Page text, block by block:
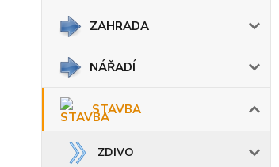
ZAHRADA
NÁŘADÍ
STAVBA
ZDIVO